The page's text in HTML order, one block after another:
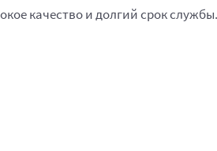
качество и долгий срок